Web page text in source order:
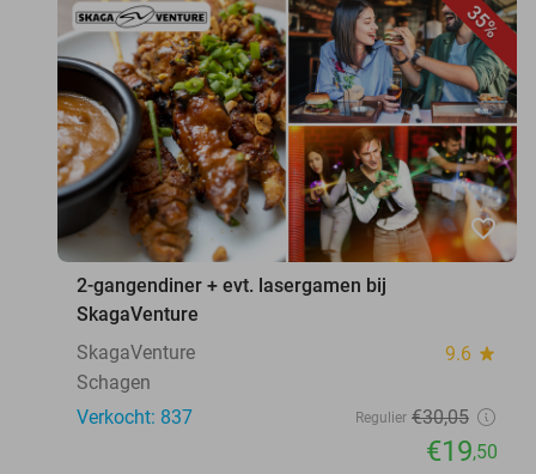
35%
favorite_border
2-gangendiner + evt. lasergamen bij
SkagaVenture
SkagaVenture
9.6 star
Schagen
Verkocht: 837
Regulier €30,05
€19,50